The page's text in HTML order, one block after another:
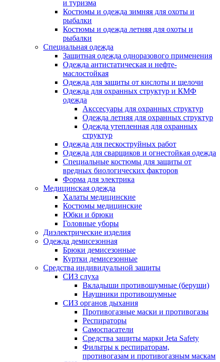
и туризма
Костюмы и одежда зимняя для охоты и
рыбалки
Костюмы и одежда летняя для охоты и
рыбалки
Специальная одежда
Защитная одежда одноразового применения
Одежда антистатическая и нефте-
маслостойкая
Одежда для защиты от кислоты и щелочи
Одежда для охранных структур и КМФ
одежда
Акссесуары для охранных структур
Одежда летняя для охранных структур
Одежда утепленная для охранных
структур
Одежда для пескоструйных работ
Одежда для сварщиков и огнестойкая одежда
Специальные костюмы для защиты от
вредных биологических факторов
Форма для электрика
Медицинская одежда
Халаты медицинские
Костюмы медицинские
Юбки и брюки
Головные уборы
Диэлектрические изделия
Одежда демисезонная
Брюки демисезонные
Куртки демисезонные
Средства индивидуальной защиты
СИЗ слуха
Вкладыши противошумные (беруши)
Наушники противошумные
СИЗ органов дыхания
Противогазные маски и противогазы
Респираторы
Самоспасатели
Средства защиты марки Jeta Safety
Фильтры к респираторам,
противогазам и противогазным маскам